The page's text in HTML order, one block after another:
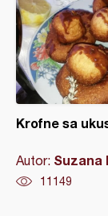
Krofne sa
Autor: Suzana
11149